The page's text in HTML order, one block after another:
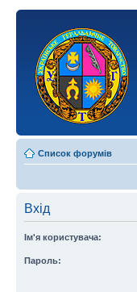
Список форумів
Вхід
Ім'я користувача:
Пароль: